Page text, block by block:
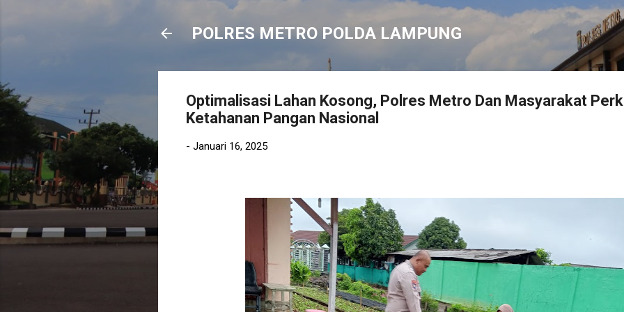
Langsung ke konten utama
POLRES METRO POLDA LAMPUNG
Optimalisasi Lahan Kosong, Polres Metro Dan Masyarakat
Ketahanan Pangan Nasional
- Januari 16, 2025